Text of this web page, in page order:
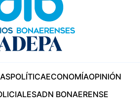
POLÍTICAECONOMÍAOPINIÓN
ADN BONAERENSE